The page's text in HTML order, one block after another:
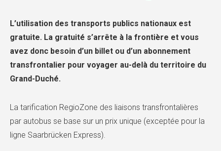
L’utilisation des transports publics nationaux est
gratuite. La gratuité s’arrête à la frontière et vous
avez donc besoin d’un billet ou d’un abonnement
transfrontalier pour voyager au-delà du territoire du
Grand-Duché.
La tarification RegioZone des liaisons transfrontalières
par autobus se base sur un prix unique (exceptée pour la
ligne Saarbrücken Express).